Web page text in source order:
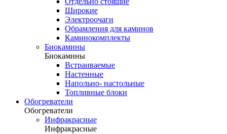
Широкие
Электроочаги
Обрамления для каминов
Каминокомплекты
Биокамины
Биокамины
Встраиваемые
Настенные
Напольно- настольные
Топливные блоки
Обогреватели
Обогреватели
Инфракрасные
Инфракрасные